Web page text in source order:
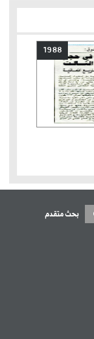
1988
بحث متقدم